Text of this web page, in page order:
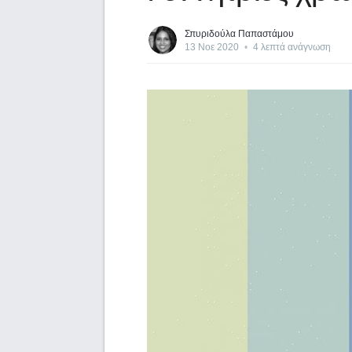
Σπυριδούλα Παπαστάμου
13 Νοε 2020 • 4 λεπτά ανάγνωση